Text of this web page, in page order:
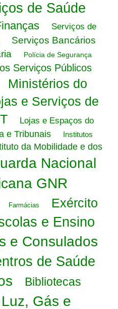
de Saúde
Serviços de
Serviços Bancários
Polícia de Segurança
Serviços Públicos
Ministérios do
e Serviços de
Lojas e Espaços do
e Tribunais
Institutos
da Mobilidade e dos
Nacional
GNR
Farmácias
Exército
e Ensino
e Consulados
de Saúde
Bibliotecas
Gás e